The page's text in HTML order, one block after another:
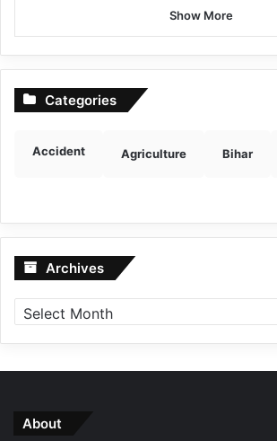
Show More
Categories
Accident Agriculture Bihar
Archives Archives
About